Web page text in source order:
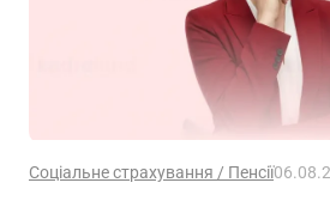
Соціальне страхування / Пенсії